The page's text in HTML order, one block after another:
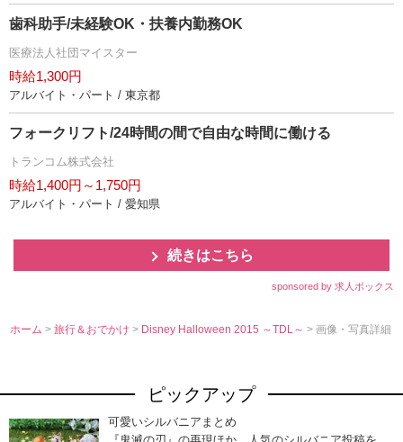
歯科助手/未経験OK・扶養内勤務OK
医療法人社団マイスター
時給1,300円
アルバイト・パート / 東京都
フォークリフト/24時間の間で自由な時間に働ける
トランコム株式会社
時給1,400円～1,750円
アルバイト・パート / 愛知県
続きはこちら
sponsored by 求人ボックス
ホーム >旅行＆おでかけ> Disney Halloween 2015 ～TDL～> 画像・写真詳細
ピックアップ
可愛いシルバニアまとめ